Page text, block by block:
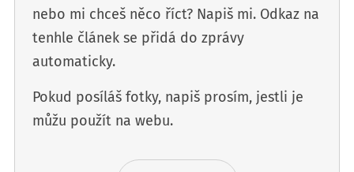
nebo mi chceš něco říct? Napiš mi. Odkaz na
tenhle článek se přidá do zprávy
automaticky.
Pokud posíláš fotky, napiš prosím, jestli je
můžu použít na webu.